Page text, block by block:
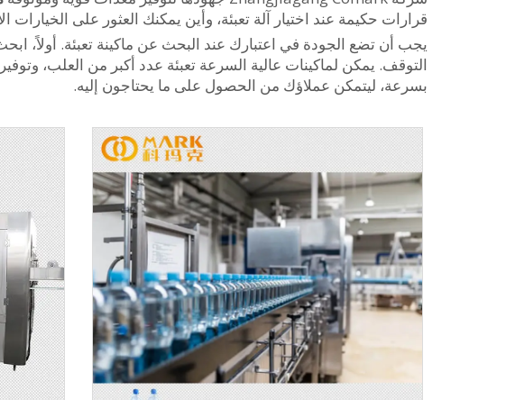
قرارات حكيمة عند اختيار آلة تعبئة، وأين يمكنك العثور على الخيارات
يجب أن تضع الجودة في اعتبارك عند البحث عن ماكينة تعبئة. أولاً،
التوقف. يمكن لماكينات عالية السرعة تعبئة عدد أكبر من العلب،
بسرعة، ليتمكن عملاؤك من الحصول على ما يحتاجون إليه.